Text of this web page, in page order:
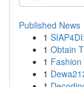
Published News
1
1 Obtain
1
1